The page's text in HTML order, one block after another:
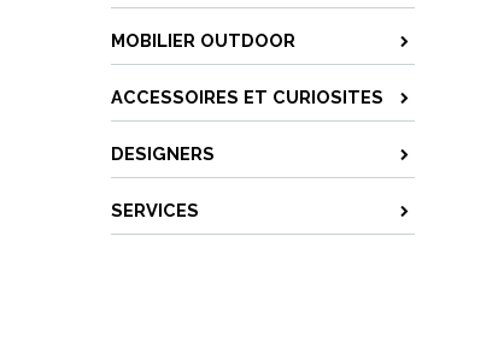
MOBILIER OUTDOOR
ACCESSOIRES ET CURIOSITES
DESIGNERS
SERVICES